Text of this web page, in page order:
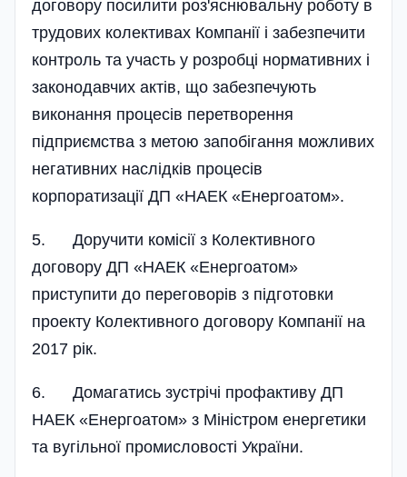
договору посилити роз'яснювальну роботу в
трудових колективах Компанії і забезпечити
контроль та участь у розробці нормативних і
законодавчих актів, що забезпечують
виконання процесів перетворення
підприємства з метою запобігання можливих
негативних наслідків процесів
корпоратизації ДП «НАЕК «Енергоатом».
5. Доручити комісії з Колективного
договору ДП «НАЕК «Енергоатом»
приступити до переговорів з підготовки
проекту Колективного договору Компанії на
2017 рік.
6. Домагатись зустрічі профактиву ДП
НАЕК «Енергоатом» з Міністром енергетики
та вугільної промисловості України.